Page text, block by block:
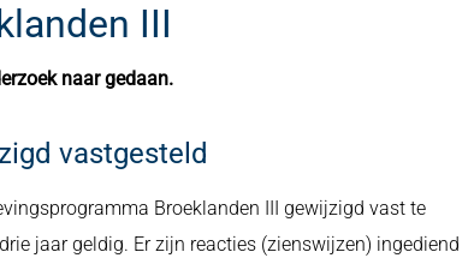
III
naar gedaan.
vastgesteld
Broeklanden III gewijzigd vast te
jaar geldig. Er zijn reacties (zienswijzen) ingediend